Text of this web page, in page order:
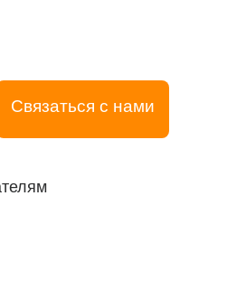
Связаться с нами